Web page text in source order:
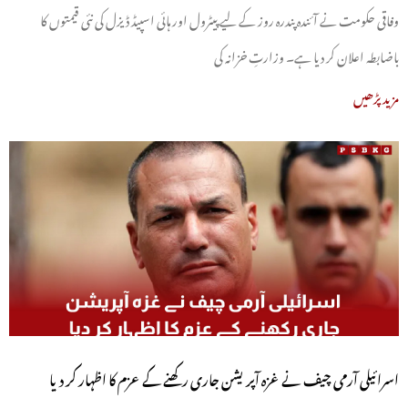
وفاقی حکومت نے آئندہ پندرہ روز کے لیے پیٹرول اور ہائی اسپیڈ ڈیزل کی نئی قیمتوں کا
باضابطہ اعلان کر دیا ہے۔ وزارتِ خزانہ کی
مزید پڑھیں
اسرائیلی آرمی چیف نے غزہ آپریشن جاری رکھنے کے عزم کا اظہار کر دیا